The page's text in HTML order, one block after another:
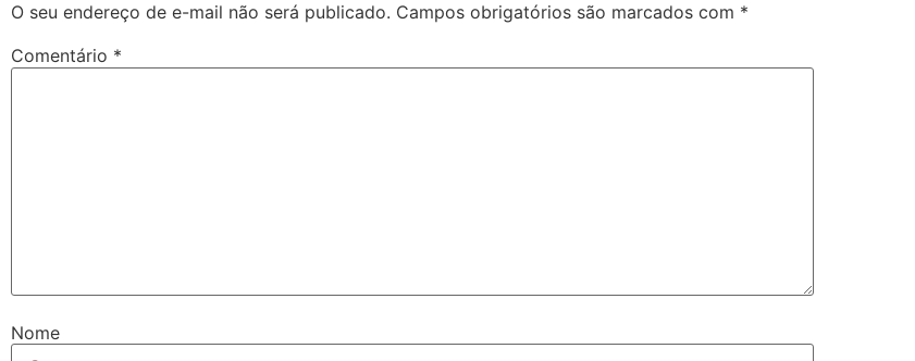
O seu endereço de e-mail não será publicado. Campos obrigatórios são marcados com *
Comentário *
Nome